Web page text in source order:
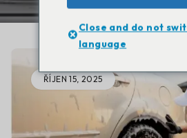
ŘÍJEN 15, 2025
Close and do not
language